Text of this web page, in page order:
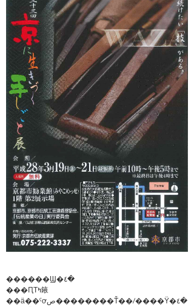
������Ϣ�٤�
���ԤΤߤ䤳
��ä��ˤơص��������Ť��ꤷ����Ÿ�٤�